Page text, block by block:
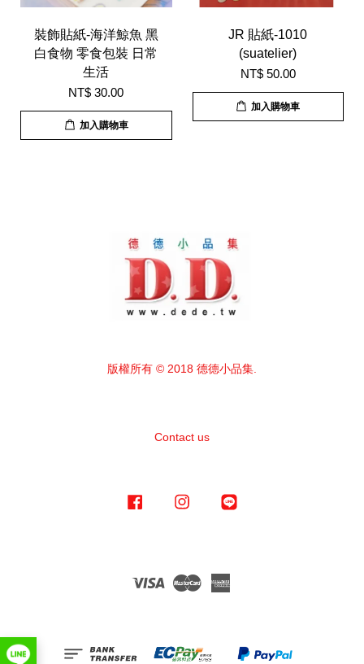
裝飾貼紙-海洋鯨魚 黑
白食物 零食包裝 日常
生活
NT$ 30.00
加入購物車
JR 貼紙-1010
(suatelier)
NT$ 50.00
加入購物車
版權所有 © 2018 德德小品集.
Contact us
Facebook Instagram
Visa Master